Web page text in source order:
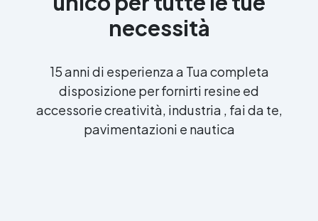
necessità
15 anni di esperienza a Tua completa
disposizione per fornirti resine ed
accessorie creatività, industria , fai da te,
pavimentazioni e nautica